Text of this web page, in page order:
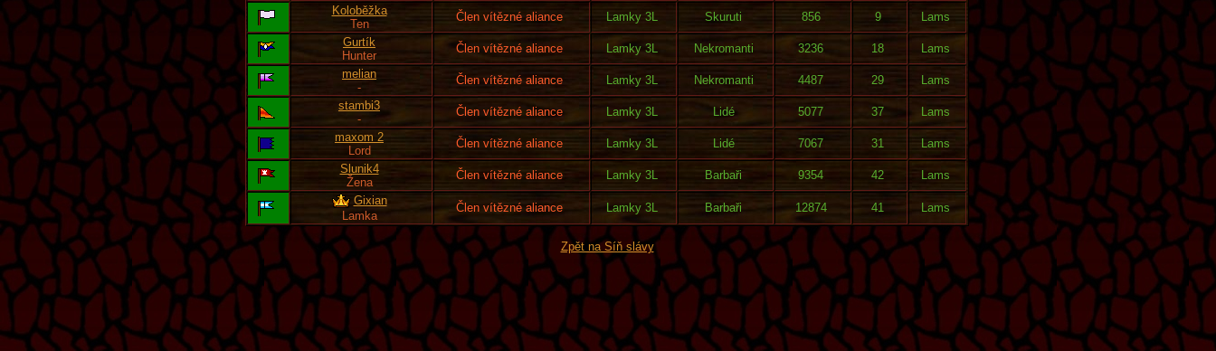
Koloběžka
Ten
Člen vítězné aliance Lamky 3L Skuruti 856 9
Lams
Gurtík
Hunter
Člen vítězné aliance Lamky 3L Nekromanti 3236 18
Lams
melian
-
Člen vítězné aliance Lamky 3L Nekromanti 4487 29
Lams
stambi3
-
Člen vítězné aliance Lamky 3L Lidé 5077 37
Lams
maxom 2
Lord
Člen vítězné aliance Lamky 3L Lidé 7067 31
Lams
Slunik4
Žena
Člen vítězné aliance Lamky 3L Barbaři 9354 42
Lams
Gixian
Lamka
Člen vítězné aliance Lamky 3L Barbaři 12874 41 Lams
Zpět na Síň slávy